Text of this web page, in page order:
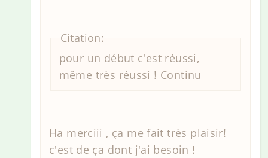
Citation:
pour un début c'est réussi,
même très réussi ! Continu
Ha merciii , ça me fait très plaisir!
c'est de ça dont j'ai besoin !